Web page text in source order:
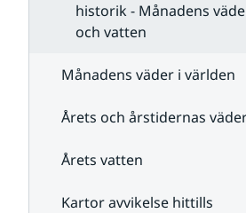
historik - Månadens
och vatten
Månadens väder i världen
Årets och årstidernas
Årets vatten
Kartor avvikelse hittills